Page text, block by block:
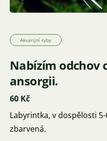
Akvarijní ryby
Nabízím odchov
ansorgii.
60 Kč
Labyrintka, v dospělosti
zbarvená.